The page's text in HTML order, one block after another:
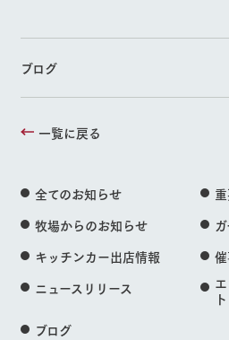
ブログ
一覧に戻る
全てのお知らせ
牧場からのお知らせ
キッチンカー出店情報
ニュースリリース
ブログ